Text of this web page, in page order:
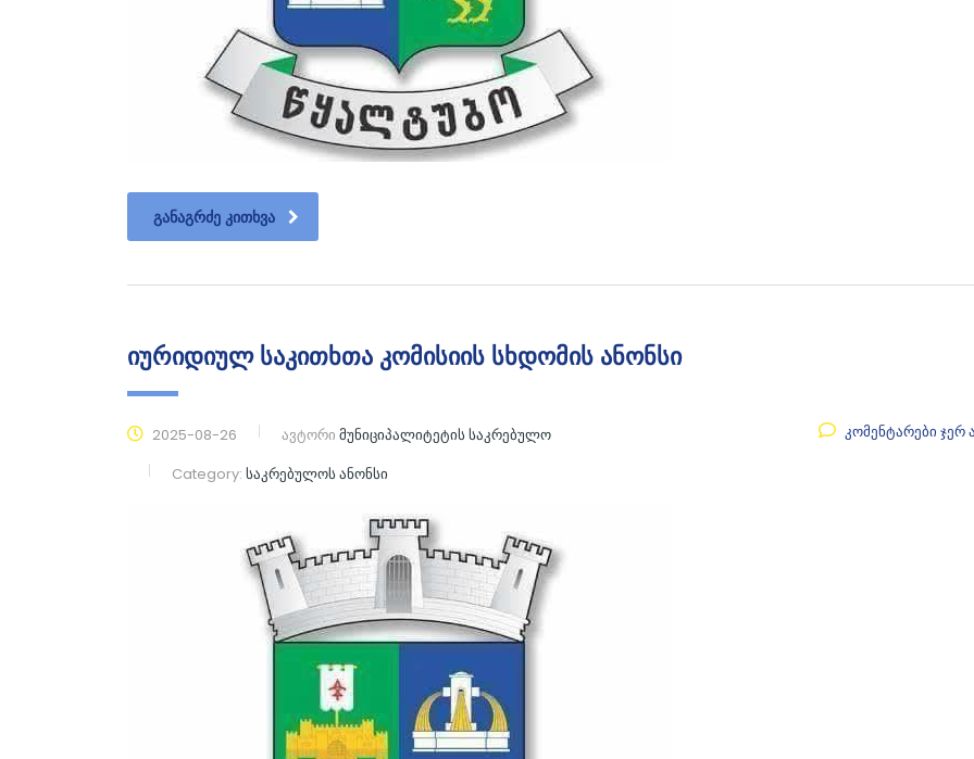
ᲒᲐᲜᲐᲒᲠᲫᲔ ᲙᲘᲗᲮᲕᲐ
იურიდიულ საკითხთა კომისიის სხდომის ანონსი
2025-08-26 ავტორი მუნიციპალიტეტის საკრებულო
Category: საკრებულოს ანონსი
კომენტარები ჯერ